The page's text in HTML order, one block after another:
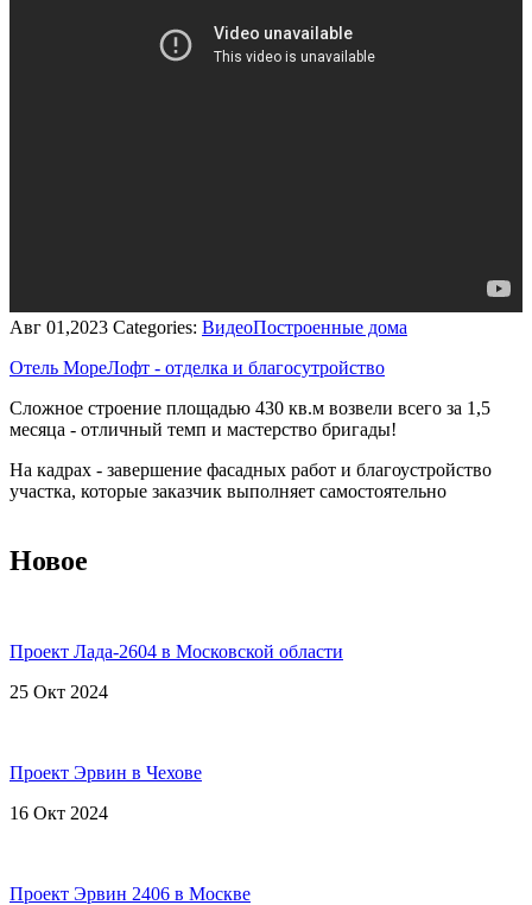
Авг 01,2023 Categories: ВидеоПостроенные дома
Отель МореЛофт - отделка и благосутройство
Сложное строение площадью 430 кв.м возвели всего за 1,5
месяца - отличный темп и мастерство бригады!
На кадрах - завершение фасадных работ и благоустройство
участка, которые заказчик выполняет самостоятельно
Новое
Проект Лада-2604 в Московской области
25 Окт 2024
Проект Эрвин в Чехове
16 Окт 2024
Проект Эрвин 2406 в Москве